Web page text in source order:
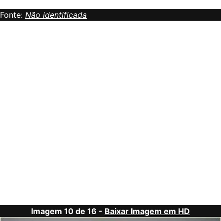
Fonte: Não identificada
Imagem 10 de 16 - Baixar Imagem em HD